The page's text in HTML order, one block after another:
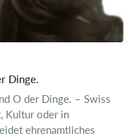
Dinge.
O der Dinge. – Swiss
Kultur oder in
ehrenamtliches